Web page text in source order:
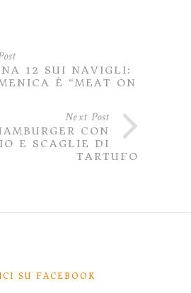
12 SUI NAVIGLI:
È “MEAT ON
Next Post
CON
E SCAGLIE DI
TARTUFO
SU FACEBOOK